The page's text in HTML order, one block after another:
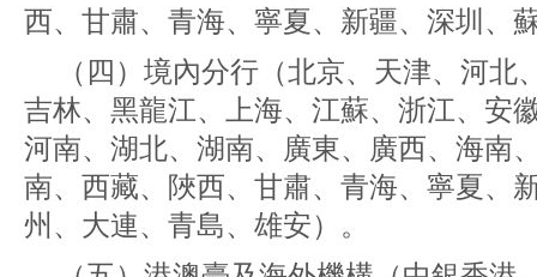
西、甘肅、青海、寧夏、新疆、深圳、
（四）境內分行（北京、天津、河
吉林、黑龍江、上海、江蘇、浙江、安
河南、湖北、湖南、廣東、廣西、海南
南、西藏、陜西、甘肅、青海、寧夏、
州、大連、青島、雄安）。